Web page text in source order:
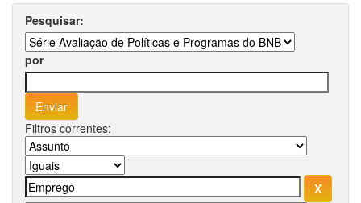
Pesquisar:
por
Filtros correntes: